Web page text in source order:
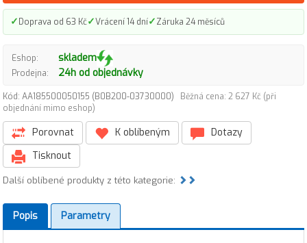
✓Doprava od 63 Kč✓Vrácení 14 dní✓Záruka 24 měsíců
Eshop: skladem
Prodejna: 24h od objednávky
Kód: AA185500050155 (B0B200-03730000)
Běžná cena: 2 627 Kč (při
objednání mimo eshop)
Porovnat K oblíbeným
Dotazy
Tisknout
Další oblíbené produkty z této kategorie:
Popis Parametry